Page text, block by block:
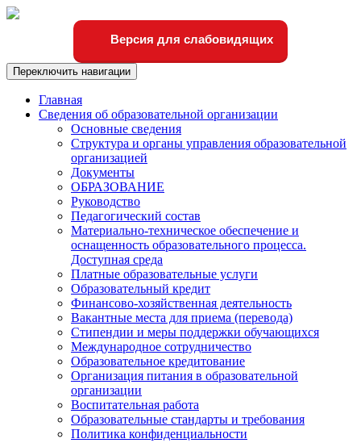
Версия для слабовидящих
Переключить навигации
Главная
Сведения об образовательной организации
Основные сведения
Структура и органы управления образовательной
организацией
Документы
ОБРАЗОВАНИЕ
Руководство
Педагогический состав
Материально-техническое обеспечение и
оснащенность образовательного процесса.
Доступная среда
Платные образовательные услуги
Образовательный кредит
Финансово-хозяйственная деятельность
Вакантные места для приема (перевода)
Стипендии и меры поддержки обучающихся
Международное сотрудничество
Образовательное кредитование
Организация питания в образовательной
организации
Воспитательная работа
Образовательные стандарты и требования
Политика конфиденциальности